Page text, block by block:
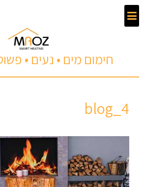
חימום מים • נעים •
blog_4